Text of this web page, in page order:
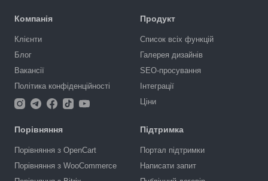
Компанія
Клієнти
Блог
Вакансії
Політика конфіденційності
Продукт
Список всіх функцій
Галерея дизайнів
SEO-просування
Інтеграції
Ціни
Порівняння
Порівняння з OpenCart
Порівняння з WooCommerce
Підтримка
Портал підтримки
Написати запит